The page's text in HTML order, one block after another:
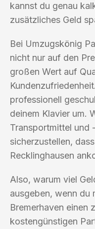
kannst du genau
zusätzliches Geld
Bei Umzugskönig
nicht nur auf den
großen Wert auf
professionell
deinem Klavier um.
Transportmittel und
sicherzustellen,
Recklinghausen
Also, warum viel
ausgeben, wenn du
Bremerhaven einen
kostengünstigen